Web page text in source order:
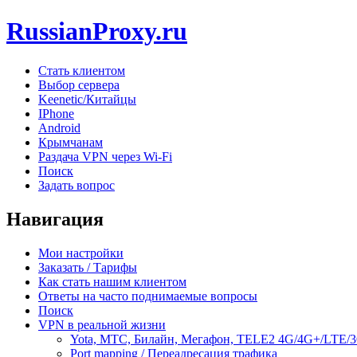
RussianProxy.ru
Стать клиентом
Выбор сервера
Keenetic/Китайцы
IPhone
Android
Крымчанам
Раздача VPN через Wi-Fi
Поиск
Задать вопрос
Навигация
Мои настройки
Заказать / Тарифы
Как стать нашим клиентом
Ответы на часто поднимаемые вопросы
Поиск
VPN в реальной жизни
Yota, МТС, Билайн, Мегафон, TELE2 4G/4G+/LTE/
Port mapping / Переадресация трафика